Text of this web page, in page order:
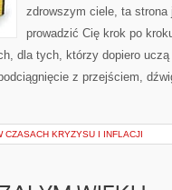
zdrowszym ciele, ta strona
prowadzić Cię krok po
dla tych, którzy dopiero
z przejściem,
CZASACH KRYZYSU I INFLACJI